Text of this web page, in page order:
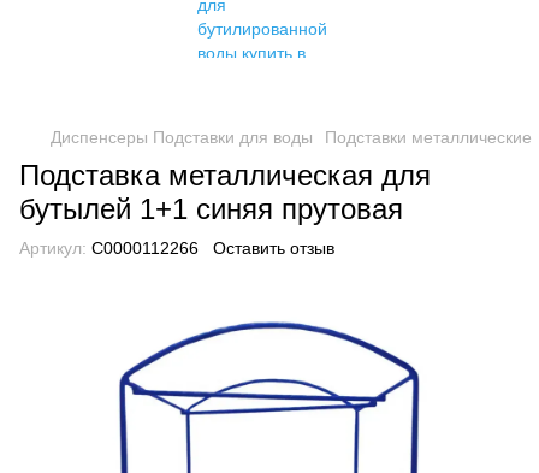
Диспенсеры Подставки для воды Подставки металлические
Подставка металлическая для
бутылей 1+1 синяя прутовая
Артикул: C0000112266 Оставить отзыв